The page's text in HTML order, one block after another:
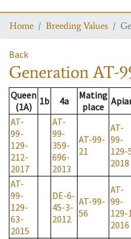
Home Breeding Values
Back
GenerationAT-
Queen
(1A)
1b 4a
Mating
place
AT-
99-
129-
212-
2017
AT-
99-
359-
696-
2013
AT-99-
21
AT-
99-
129-
2018
AT-
99-
129-
63-
2015
DE-6-
45-3-
2012
AT-99-
56
AT-
99-
129-
2016